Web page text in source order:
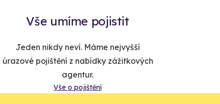
Vše umíme pojistit
Jeden nikdy neví. Máme nejvyšší
úrazové pojištění z nabídky zážitkových
agentur.
Vše o pojištění